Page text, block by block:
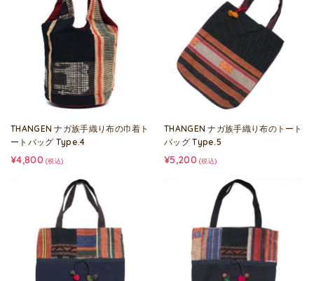
THANGEN ナガ族手織り布の巾着ト
ートバッグ Type.4
¥4,800 (税込)
THANGEN ナガ族手織り布のトート
バッグ Type.5
¥5,200 (税込)